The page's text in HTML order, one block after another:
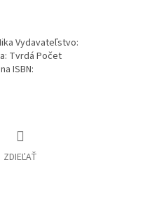
Vydavateľstvo:
Tvrdá Počet
ISBN:
ZDIEĽAŤ